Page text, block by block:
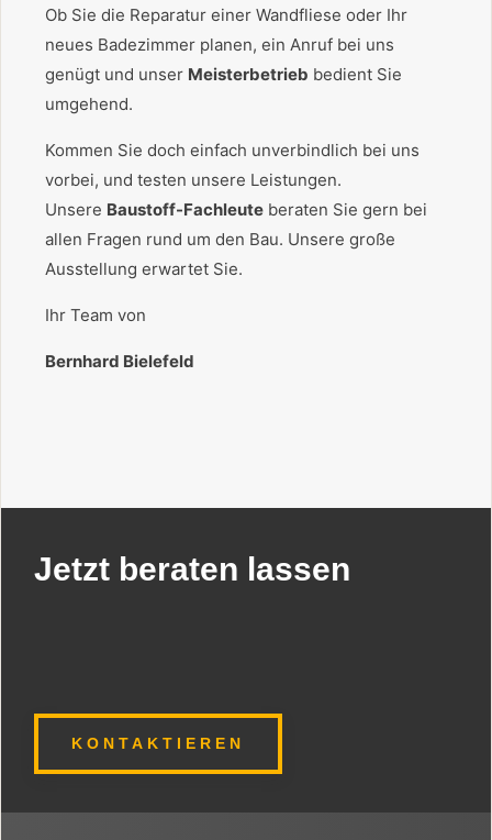
Ob Sie die Reparatur einer Wandfliese oder Ihr
neues Badezimmer planen, ein Anruf bei uns
genügt und unser Meisterbetrieb bedient Sie
umgehend.
Kommen Sie doch einfach unverbindlich bei uns
vorbei, und testen unsere Leistungen.
Unsere Baustoff-Fachleute beraten Sie gern bei
allen Fragen rund um den Bau. Unsere große
Ausstellung erwartet Sie.
Ihr Team von
Bernhard Bielefeld
Jetzt beraten lassen
KONTAKTIEREN